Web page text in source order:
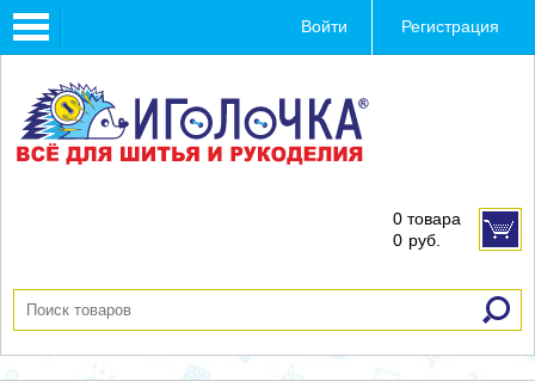
Toggle
navigation
Войти Регистрация
0 товара
0 руб.